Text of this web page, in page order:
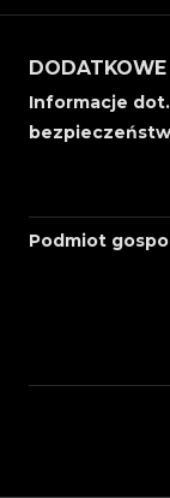
Informacje dot.
Podmiot